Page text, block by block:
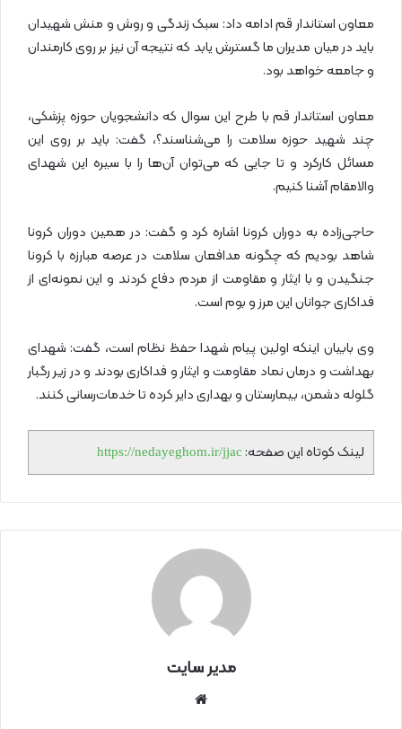
معاون استاندار قم ادامه داد: سبک زندگی و روش و منش شهیدان
باید در میان مدیران ما گسترش یابد که نتیجه آن نیز بر روی کارمندان
و جامعه خواهد بود.
معاون استاندار قم با طرح این سوال که دانشجویان حوزه پزشکی،
چند شهید حوزه سلامت را می‌شناسند؟، گفت: باید بر روی این
مسائل کارکرد و تا جایی که می‌توان آن‌ها را با سیره این شهدای
والامقام آشنا کنیم.
حاجی‌زاده به دوران کرونا اشاره کرد و گفت: در همین دوران کرونا
شاهد بودیم که چگونه مدافعان سلامت در عرصه مبارزه با کرونا
جنگیدن و با ایثار و مقاومت از مردم دفاع کردند و این نمونه‌ای از
فداکاری جوانان این مرز و بوم است.
وی بابیان اینکه اولین پیام شهدا حفظ نظام است، گفت: شهدای
بهداشت و درمان نماد مقاومت و ایثار و فداکاری بودند و در زیر رگبار
گلوله دشمن، بیمارستان و بهداری دایر کرده تا خدمات‌رسانی کنند.
لینک کوتاه این صفحه: https://nedayeghom.ir/jjac
مدیر سایت